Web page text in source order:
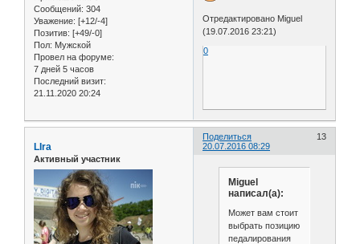
Сообщений: 304
Уважение: [+12/-4]
Позитив: [+49/-0]
Пол: Мужской
Провел на форуме:
7 дней 5 часов
Последний визит:
21.11.2020 20:24
Отредактировано Miguel
(19.07.2016 23:21)
0
Поделиться
13
20.07.2016 08:29
LIra
Активный участник
Miguel
написал(а):
Может вам стоит
выбрать позицию
педалирования